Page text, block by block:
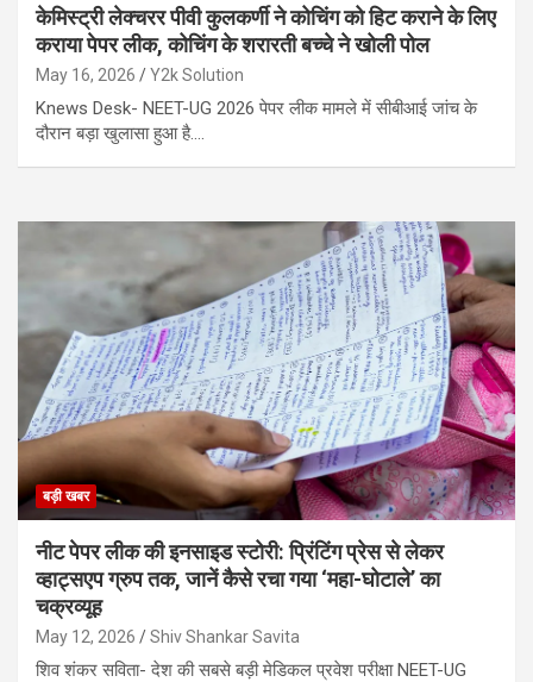
केमिस्ट्री लेक्चरर पीवी कुलकर्णी ने कोचिंग को हिट कराने के लिए
कराया पेपर लीक, कोचिंग के शरारती बच्चे ने खोली पोल
May 16, 2026 Y2k Solution
Knews Desk- NEET-UG 2026 पेपर लीक मामले में सीबीआई जांच के
दौरान बड़ा खुलासा हुआ है.…
बड़ी खबर
नीट पेपर लीक की इनसाइड स्टोरी: प्रिंटिंग प्रेस से लेकर
व्हाट्सएप ग्रुप तक, जानें कैसे रचा गया ‘महा-घोटाले’ का
चक्रव्यूह
May 12, 2026 Shiv Shankar Savita
शिव शंकर सविता- देश की सबसे बड़ी मेडिकल प्रवेश परीक्षा NEET-UG